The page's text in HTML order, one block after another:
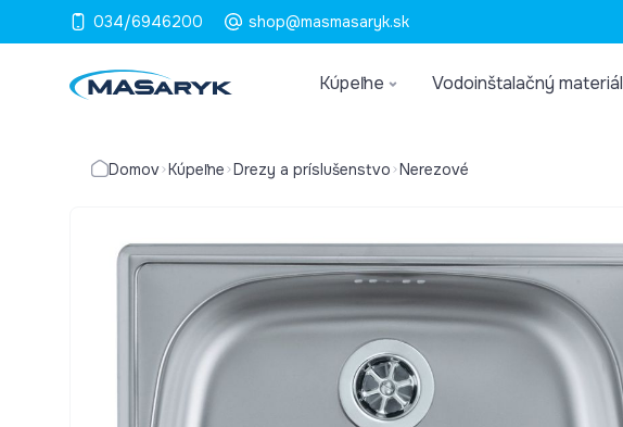
034/6946200 shop@masmasaryk.sk
Kúpeľne Vodoinštalačný materiál
Domov Kúpeľne Drezy a príslušenstvo Nerezové